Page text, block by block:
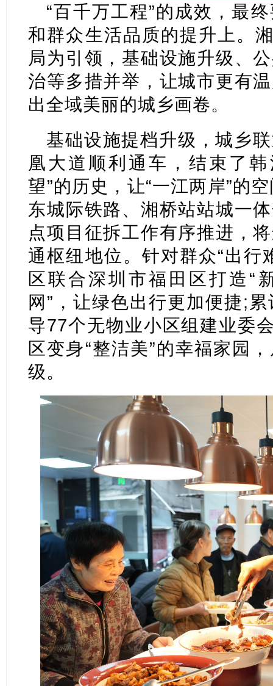
“百千万工程”的成效，最
和群众生活品质的提升上。
局为引领，基础设施升级、
治等多措并举，让城市更有
出全域美丽的城乡画卷。
基础设施提档升级，城乡
凰大道顺利通车，结束了
望”的历史，让“一江两岸”的
东城际铁路、湘桥站站城一
点项目征拆工作有序推进，
通枢纽地位。针对群众“出行
区联合深圳市福田区打造“
网”，让绿色出行更加便捷;
导77个无物业小区组建业委
区变身“整洁美”的幸福家园
级。